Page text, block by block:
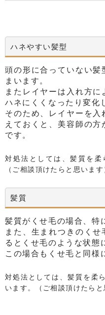
ハネやすい髪型
頭の形に合っていない髪
まいます。
またレイヤーは入れ方に
ハネにくくなったり変化
そのため、レイヤーを
えておくと、美容師の
です。
対処法としては、髪質を柔
（ご相談頂けたらと思います
髪質
髪質がくせ毛の場合、特
また、生まれつきのく
るとくせ毛のような状態
この場合もくせ毛と同様
対処法としては、髪質を柔
います。（ご相談頂けたらと